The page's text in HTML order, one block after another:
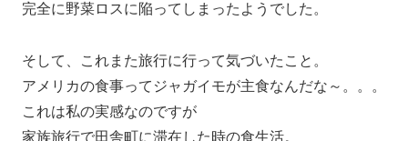
完全に野菜ロスに陥ってしまったようでした。
そして、これまた旅行に行って気づいたこと。
アメリカの食事ってジャガイモが主食なんだな～。。。
これは私の実感なのですが
家族旅行で田舎町に滞在した時の食生活。